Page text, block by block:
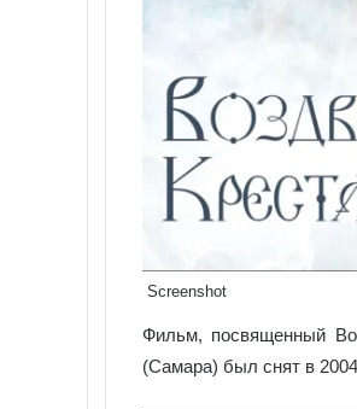
Screenshot
Фильм, посвященный
(Самара) был снят в